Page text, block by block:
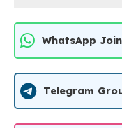
WhatsApp Join
Telegram